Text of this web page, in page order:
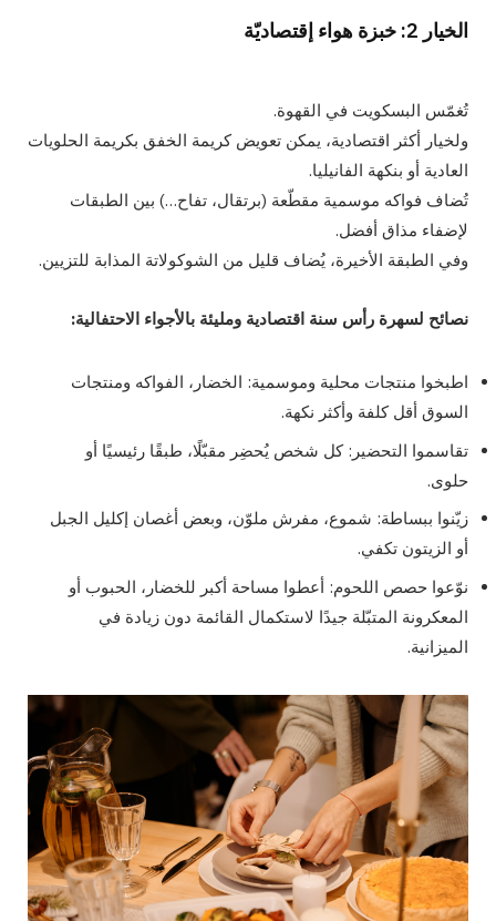
الخيار 2: خبزة هواء إقتصاديّة
تُغمّس البسكويت في القهوة.
ولخيار أكثر اقتصادية، يمكن تعويض كريمة الخفق بكريمة الحلويات
العادية أو بنكهة الفانيليا.
تُضاف فواكه موسمية مقطّعة (برتقال، تفاح…) بين الطبقات
لإضفاء مذاق أفضل.
وفي الطبقة الأخيرة، يُضاف قليل من الشوكولاتة المذابة للتزيين.
نصائح لسهرة رأس سنة اقتصادية ومليئة بالأجواء الاحتفالية:
اطبخوا منتجات محلية وموسمية: الخضار، الفواكه ومنتجات
السوق أقل كلفة وأكثر نكهة.
تقاسموا التحضير: كل شخص يُحضِر مقبّلًا، طبقًا رئيسيًا أو
حلوى.
زيّنوا ببساطة: شموع، مفرش ملوّن، وبعض أغصان إكليل الجبل
أو الزيتون تكفي.
نوّعوا حصص اللحوم: أعطوا مساحة أكبر للخضار، الحبوب أو
المعكرونة المتبّلة جيدًا لاستكمال القائمة دون زيادة في
الميزانية.